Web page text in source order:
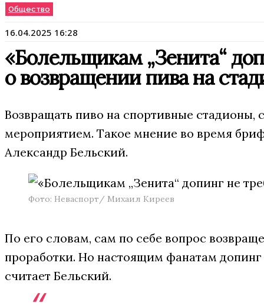
Общество
16.04.2025 16:28
«Болельщикам „Зенита“
о возвращении пива на
Возвращать пиво на спортивные стадионы,
мероприятием. Такое мнение во время
Александр Бельский.
Фото: Неваспорт/ Михаил Киреев
По его словам, сам по себе вопрос
проработки. Но настоящим фанатам
считает Бельский.